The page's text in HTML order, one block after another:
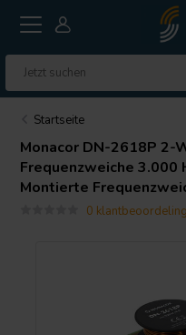
Startseite
Monacor DN-2618P 2-
Frequenzweiche 3.000
Montierte
0